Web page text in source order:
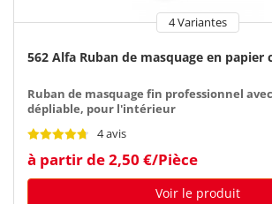
4 Variantes
562 Alfa Ruban de masquage en papier
Ruban de masquage fin professionnel
dépliable, pour l'intérieur
4 avis
à partir de 2,50 €/Pièce
Voir le produit